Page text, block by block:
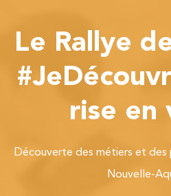
Le Rallye
rise en
Découverte des métiers et des
Nouvelle-